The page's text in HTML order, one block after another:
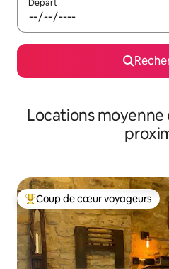
Départ
Locations
Coups de cœur voyageurs les
Coup de cœur voyageurs